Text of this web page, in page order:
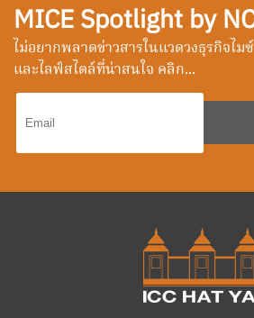
MICE Spotlight by
ไม่อยากพลาดข่าวสารในแวดวงธุรกิจไมซ์
และไลฟ์สไตล์ที่น่าสนใจ คลิก...